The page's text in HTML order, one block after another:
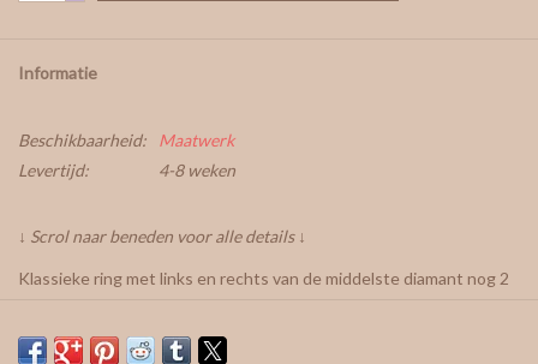
Informatie
Beschikbaarheid:
Maatwerk
Levertijd:
4-8 weken
↓ Scrol naar beneden voor alle details ↓
Klassieke ring met links en rechts van de middelste diamant nog 2
De middelste diamant komt in een gesloten zetting en onder deze